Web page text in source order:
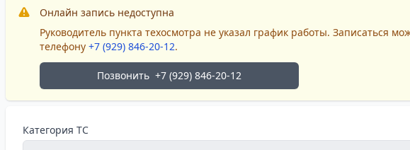
Онлайн запись недоступна
Руководитель пункта техосмотра не указал график работы. Записаться
телефону+7 (929) 846-20-12.
Позвонить +7 (929) 846-20-12
Категория ТС